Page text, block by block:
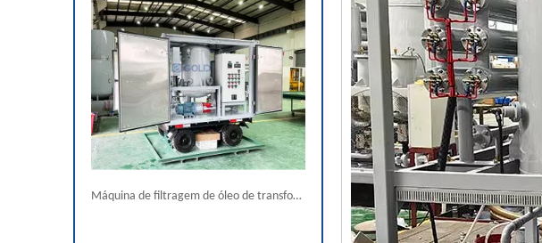
Máquina de filtragem de óleo de transformador de alto vácuo na China com reboque